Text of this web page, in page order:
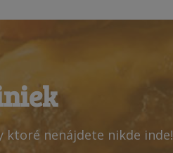
ktoré nenájdete nikde inde!